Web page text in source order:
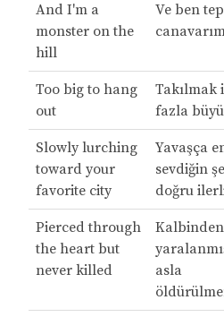
And I'm a
monster on the
hill
Ve ben
Too big to hang
out
Takılmak
fazla
Slowly lurching
toward your
favorite city
Yavaşça
sevdiğin
doğru
Pierced through
the heart but
never killed
Kalbinden
asla